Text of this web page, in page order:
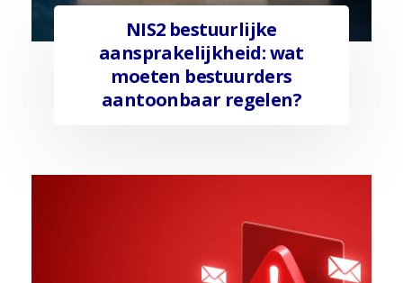
NIS2 bestuurlijke
aansprakelijkheid: wat
moeten bestuurders
aantoonbaar regelen?